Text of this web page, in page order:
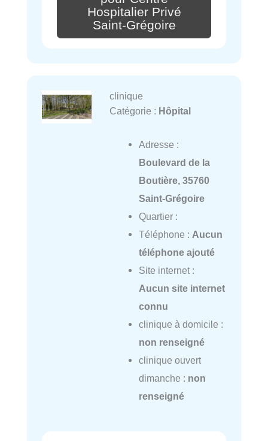
Hospitalier Privé
Saint-Grégoire
clinique
Catégorie : Hôpital
Adresse :
Boulevard de la
Boutière, 35760
Saint-Grégoire
Quartier :
Téléphone : Aucun
téléphone ajouté
Site internet :
Aucun site internet
connu
clinique à domicile :
non renseigné
clinique ouvert
dimanche : non
renseigné